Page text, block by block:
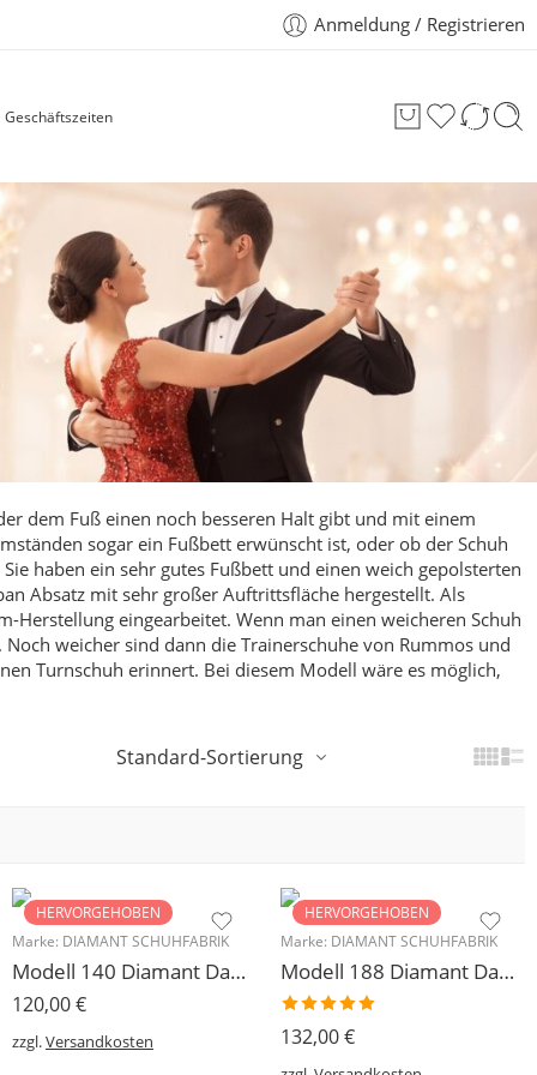
Anmeldung / Registrieren
Geschäftszeiten
dem Fuß einen noch besseren Halt gibt und mit einem
sogar ein Fußbett erwünscht ist, oder ob der Schuh
haben ein sehr gutes Fußbett und einen weich gepolsterten
Absatz mit sehr großer Auftrittsfläche hergestellt. Als
Herstellung eingearbeitet. Wenn man einen weicheren Schuh
Noch weicher sind dann die Trainerschuhe von Rummos und
Turnschuh erinnert. Bei diesem Modell wäre es möglich,
Standard-Sortierung
HERVORGEHOBEN
Marke: DIAMANT SCHUHFABRIK
Modell 140 Diamant Damen Trainerschuh Microfaser 3,7 cm
120,00€
zzgl.Versandkosten
HERVORGEHOBEN
Marke: DIAMANT SCHUHFABRIK
Modell 188 Diamant Damen Tanzschuh Trainer geteilte Chromledersohle
Bewertet
132,00€